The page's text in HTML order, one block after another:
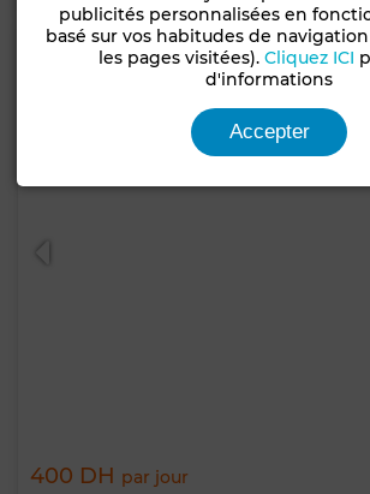
400 DH par jour
publicités personnalisées en
basé sur vos habitudes de
les pages visitées). Cliquez ICI
d'informations
Accepter